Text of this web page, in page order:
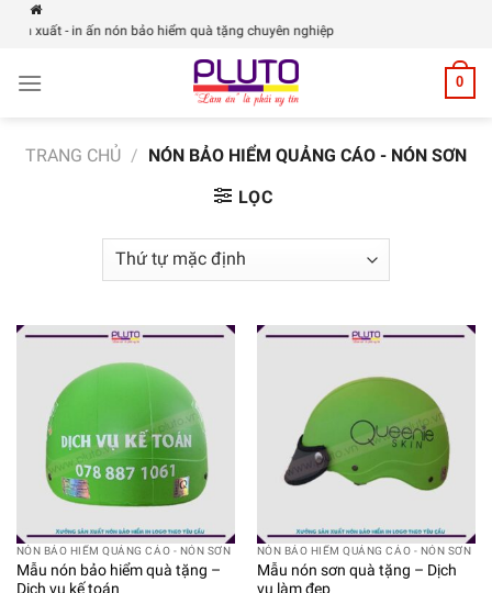
Skip
xuất - in ấn nón bảo hiểm quà tặng chuyên nghiệp
0
TRANG CHỦ / NÓN BẢO HIỂM QUẢNG CÁO - NÓN SƠN
LỌC
NÓN BẢO HIỂM QUẢNG CÁO - NÓN SƠN
Mẫu nón bảo hiểm quà tặng –
Dịch vụ kế toán
NÓN BẢO HIỂM QUẢNG CÁO - NÓN SƠN
Mẫu nón sơn quà tặng – Dịch
vụ làm đẹp